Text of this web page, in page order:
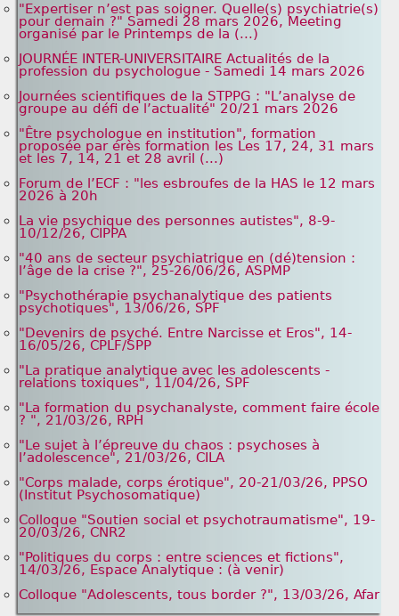
"Expertiser n’est pas soigner. Quelle(s) psychiatrie(s)
pour demain ?" Samedi 28 mars 2026, Meeting
organisé par le Printemps de la (...)
JOURNÉE INTER-UNIVERSITAIRE Actualités de la
profession du psychologue - Samedi 14 mars 2026
Journées scientifiques de la STPPG : "L’analyse de
groupe au défi de l’actualité" 20/21 mars 2026
"Être psychologue en institution", formation
proposée par érès formation les Les 17, 24, 31 mars
et les 7, 14, 21 et 28 avril (...)
Forum de l’ECF : "les esbroufes de la HAS le 12 mars
2026 à 20h
La vie psychique des personnes autistes", 8-9-
10/12/26, CIPPA
"40 ans de secteur psychiatrique en (dé)tension :
l’âge de la crise ?", 25-26/06/26, ASPMP
"Psychothérapie psychanalytique des patients
psychotiques", 13/06/26, SPF
"Devenirs de psyché. Entre Narcisse et Eros", 14-
16/05/26, CPLF/SPP
"La pratique analytique avec les adolescents -
relations toxiques", 11/04/26, SPF
"La formation du psychanalyste, comment faire école
? ", 21/03/26, RPH
"Le sujet à l’épreuve du chaos : psychoses à
l’adolescence", 21/03/26, CILA
"Corps malade, corps érotique", 20-21/03/26, PPSO
(Institut Psychosomatique)
Colloque "Soutien social et psychotraumatisme", 19-
20/03/26, CNR2
"Politiques du corps : entre sciences et fictions",
14/03/26, Espace Analytique : (à venir)
Colloque "Adolescents, tous border ?", 13/03/26, Afar